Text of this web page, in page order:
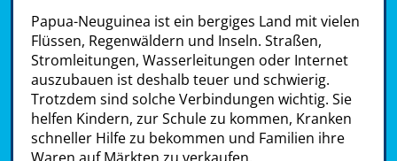
Papua-Neuguinea ist ein bergiges Land mit vielen
Flüssen, Regenwäldern und Inseln. Straßen,
Stromleitungen, Wasserleitungen oder Internet
auszubauen ist deshalb teuer und schwierig.
Trotzdem sind solche Verbindungen wichtig. Sie
helfen Kindern, zur Schule zu kommen, Kranken
schneller Hilfe zu bekommen und Familien ihre